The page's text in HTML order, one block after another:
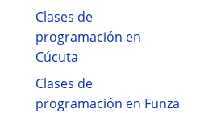
Clases de
programación en
Cúcuta
Clases de
programación en Funza